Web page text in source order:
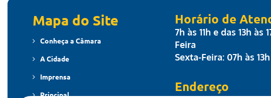
Horário de
7h às 11h e das 13h às
Feira
Sexta-Feira: 07h às 13h
Endereço
Mapa do Site
Conheça a Câmara
A Cidade
Imprensa
Principal